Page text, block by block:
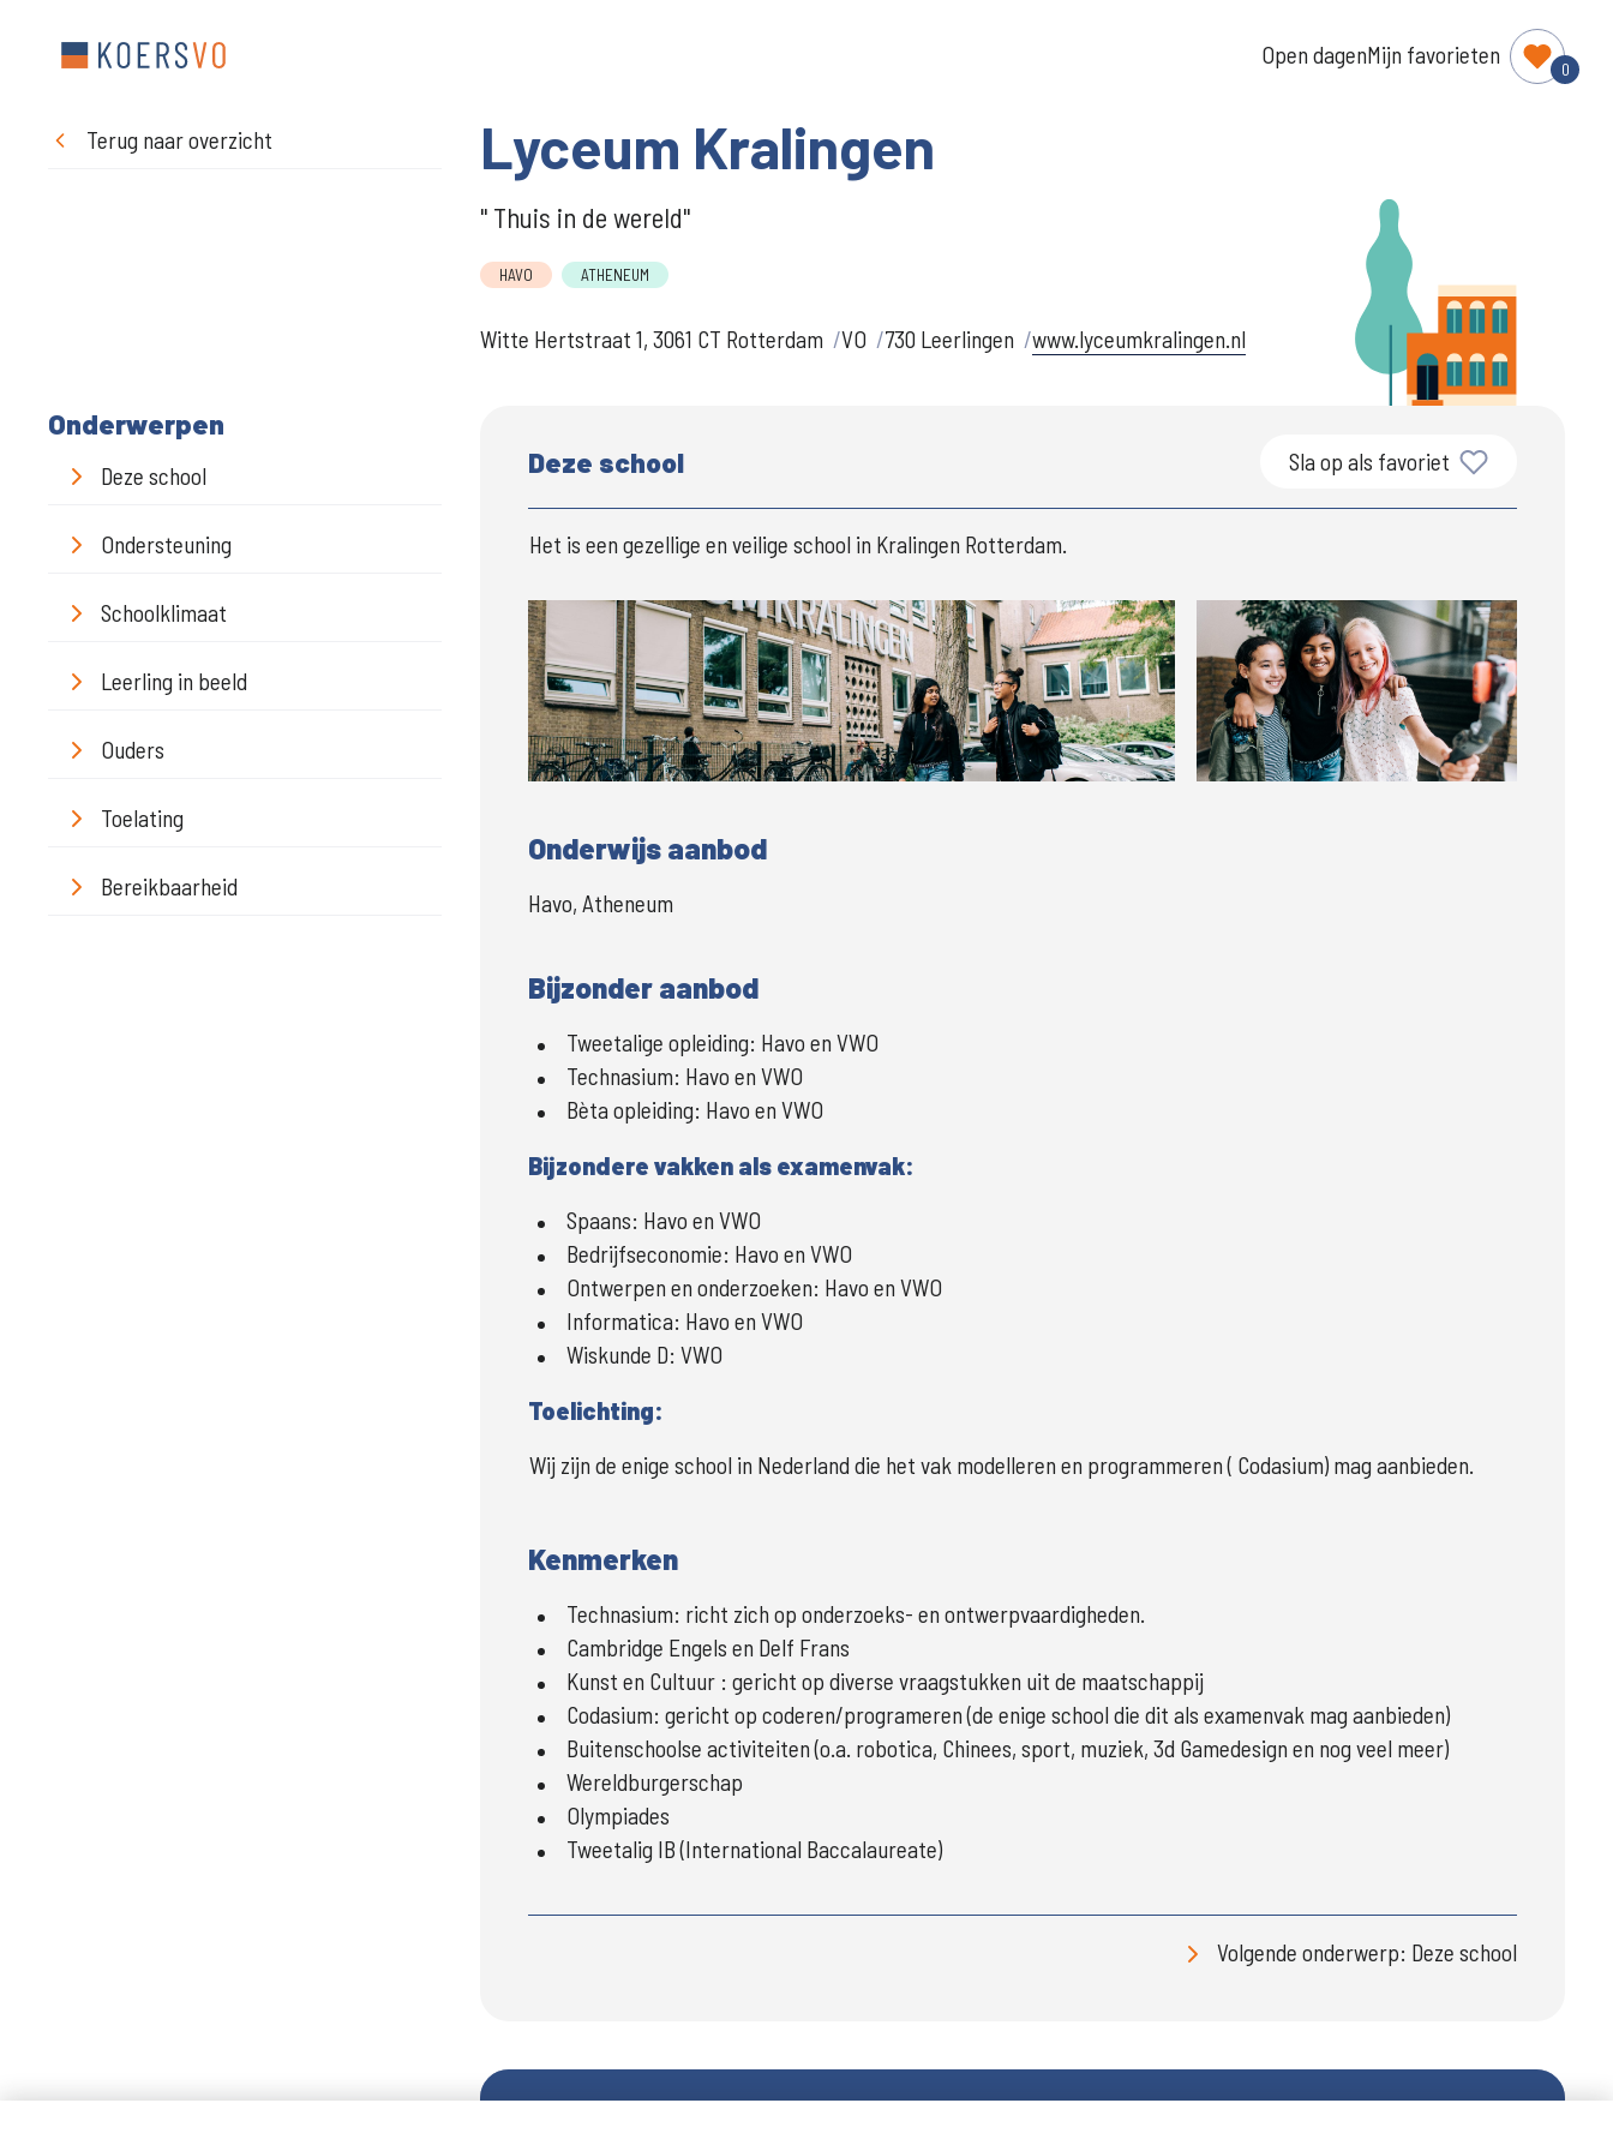
Open dagenMijn favorieten
0
Terug naar overzicht Lyceum Kralingen
" Thuis in de wereld"
HAVO ATHENEUM
Witte Hertstraat 1, 3061 CT Rotterdam VO 730 Leerlingen www.lyceumkralingen.nl
Onderwerpen
Deze school
Ondersteuning
Schoolklimaat
Leerling in beeld
Ouders
Toelating
Bereikbaarheid
Deze school Sla op als favoriet
Het is een gezellige en veilige school in Kralingen Rotterdam.
Groter
Groter
Onderwijs aanbod
Havo, Atheneum
Bijzonder aanbod
Tweetalige opleiding: Havo en VWO
Technasium: Havo en VWO
Bèta opleiding: Havo en VWO
Bijzondere vakken als examenvak:
Spaans: Havo en VWO
Bedrijfseconomie: Havo en VWO
Ontwerpen en onderzoeken: Havo en VWO
Informatica: Havo en VWO
Wiskunde D: VWO
Toelichting:
Wij zijn de enige school in Nederland die het vak modelleren en programmeren ( Codasium) mag aanbieden.
Kenmerken
Technasium: richt zich op onderzoeks- en ontwerpvaardigheden.
Cambridge Engels en Delf Frans
Kunst en Cultuur : gericht op diverse vraagstukken uit de maatschappij
Codasium: gericht op coderen/programeren (de enige school die dit als examenvak mag aanbieden)
Buitenschoolse activiteiten (o.a. robotica, Chinees, sport, muziek, 3d Gamedesign en nog veel meer)
Wereldburgerschap
Olympiades
Tweetalig IB (International Baccalaureate)
Volgende onderwerp: Deze school